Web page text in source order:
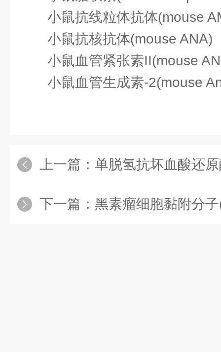
小鼠抗线粒体抗体(mouse
小鼠抗核抗体(mouse ANA)
小鼠血管紧张素II(mouse
小鼠血管生成素-2(mouse
上一篇： 单脱氢抗坏血酸还原酶（
下一篇： 黑素瘤细胞黏附分子